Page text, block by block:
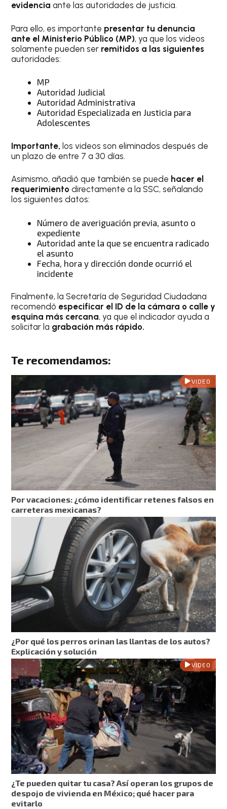
evidenciaante las autoridades de justicia.
Para ello, es importante presentar tu denuncia
ante el Ministerio Público (MP), ya que los videos
solamente pueden ser remitidos a las siguientes
autoridades:
MP
Autoridad Judicial
Autoridad Administrativa
Autoridad Especializada en Justicia para
Adolescentes
Importante, los videos son eliminados después de
un plazo de entre 7 a 30 días.
Asimismo, añadió que también se puede hacer el
requerimiento directamente a la SSC, señalando
los siguientes datos:
Número de averiguación previa, asunto o
expediente
Autoridad ante la que se encuentra radicado
el asunto
Fecha, hora y dirección donde ocurrió el
incidente
Finalmente, la Secretaría de Seguridad Ciudadana
recomendó especificar el ID de la cámara o calle y
esquina más cercana, ya que el indicador ayuda a
solicitar la grabación más rápido.
Te recomendamos:
VIDEO
Por vacaciones: ¿cómo identificar retenes falsos en
carreteras mexicanas?
¿Por qué los perros orinan las llantas de los autos?
Explicación y solución
VIDEO
¿Te pueden quitar tu casa? Así operan los grupos de
despojo de vivienda en México; qué hacer para
evitarlo